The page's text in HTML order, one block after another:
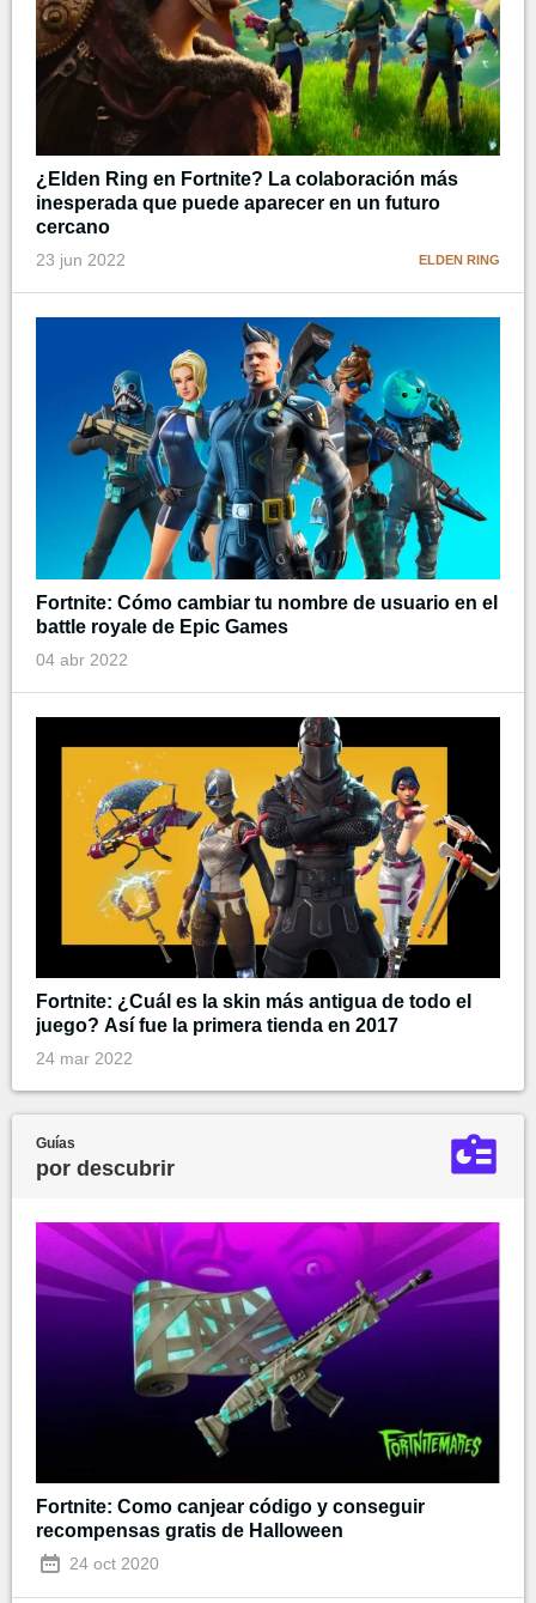
¿Elden Ring en Fortnite? La colaboración más
inesperada que puede aparecer en un futuro
cercano
23 jun 2022 ELDEN RING
Fortnite: Cómo cambiar tu nombre de usuario en el
battle royale de Epic Games
04 abr 2022
Fortnite: ¿Cuál es la skin más antigua de todo el
juego? Así fue la primera tienda en 2017
24 mar 2022
Guías
por descubrir
Fortnite: Como canjear código y conseguir
recompensas gratis de Halloween
24 oct 2020